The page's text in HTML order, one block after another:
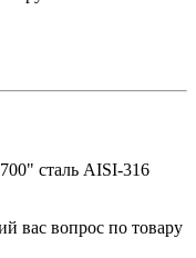
вас вопрос по товару